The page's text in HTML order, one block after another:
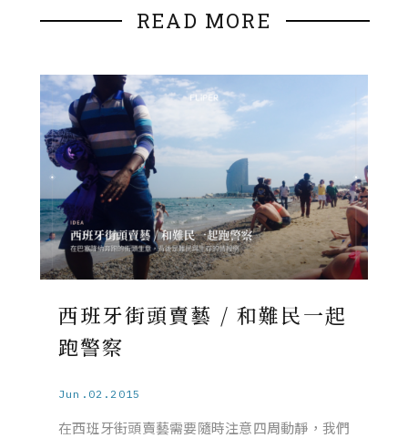
READ MORE
西班牙街頭賣藝 / 和難民一起
跑警察
Jun.02.2015
在西班牙街頭賣藝需要隨時注意四周動靜，我們